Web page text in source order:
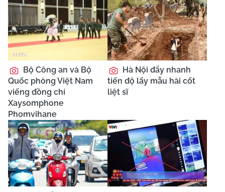
Bộ Công an và Bộ
Quốc phòng Việt Nam
viếng đồng chí
Xaysomphone
Phomvihane
Hà Nội đẩy nhanh
tiến độ lấy mẫu hài cốt
liệt sĩ